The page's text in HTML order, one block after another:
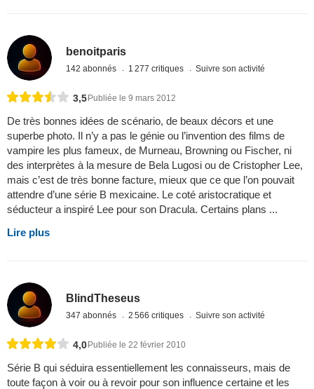
benoitparis
142 abonnés 1 277 critiques Suivre son activité
3,5Publiée le 9 mars 2012
De très bonnes idées de scénario, de beaux décors et une
superbe photo. Il n’y a pas le génie ou l’invention des films de
vampire les plus fameux, de Murneau, Browning ou Fischer, ni
des interprètes à la mesure de Bela Lugosi ou de Cristopher Lee,
mais c’est de très bonne facture, mieux que ce que l’on pouvait
attendre d’une série B mexicaine. Le coté aristocratique et
séducteur a inspiré Lee pour son Dracula. Certains plans ...
Lire plus
BlindTheseus
347 abonnés 2 566 critiques Suivre son activité
4,0Publiée le 22 février 2010
Série B qui séduira essentiellement les connaisseurs, mais de
toute façon à voir ou à revoir pour son influence certaine et les